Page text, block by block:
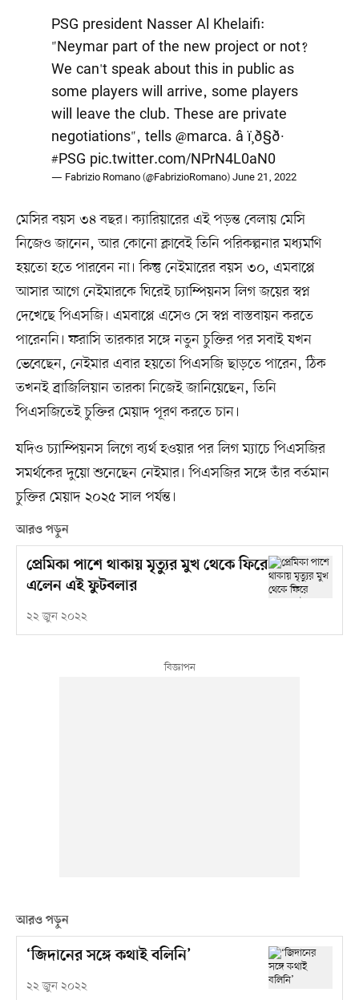
PSG president Nasser Al Khelaifi:
"Neymar part of the new project or not?
We can't speak about this in public as
some players will arrive, some players
will leave the club. These are private
negotiations", tells @marca. â ï¸ð§ð·
#PSG pic.twitter.com/NPrN4L0aN0
— Fabrizio Romano (@FabrizioRomano)June 21, 2022
মেসির বয়স ৩৪ বছর। ক্যারিয়ারের এই পড়ন্ত বেলায় মেসি
নিজেও জানেন, আর কোনো ক্লাবেই তিনি পরিকল্পনার মধ্যমণি
হয়তো হতে পারবেন না। কিন্তু নেইমারের বয়স ৩০, এমবাপ্পে
আসার আগে নেইমারকে ঘিরেই চ্যাম্পিয়নস লিগ জয়ের স্বপ্ন
দেখেছে পিএসজি। এমবাপ্পে এসেও সে স্বপ্ন বাস্তবায়ন করতে
পারেননি। ফরাসি তারকার সঙ্গে নতুন চুক্তির পর সবাই যখন
ভেবেছেন, নেইমার এবার হয়তো পিএসজি ছাড়তে পারেন, ঠিক
তখনই ব্রাজিলিয়ান তারকা নিজেই জানিয়েছেন, তিনি
পিএসজিতেই চুক্তির মেয়াদ পূরণ করতে চান।
যদিও চ্যাম্পিয়নস লিগে ব্যর্থ হওয়ার পর লিগ ম্যাচে পিএসজির
সমর্থকের দুয়ো শুনেছেন নেইমার। পিএসজির সঙ্গে তাঁর বর্তমান
চুক্তির মেয়াদ ২০২৫ সাল পর্যন্ত।
আরও পড়ুন
প্রেমিকা পাশে থাকায় মৃত্যুর মুখ থেকে ফিরে
এলেন এই ফুটবলার
২২ জুন ২০২২
আরও পড়ুন
‘জিদানের সঙ্গে কথাই বলিনি’
২২ জুন ২০২২